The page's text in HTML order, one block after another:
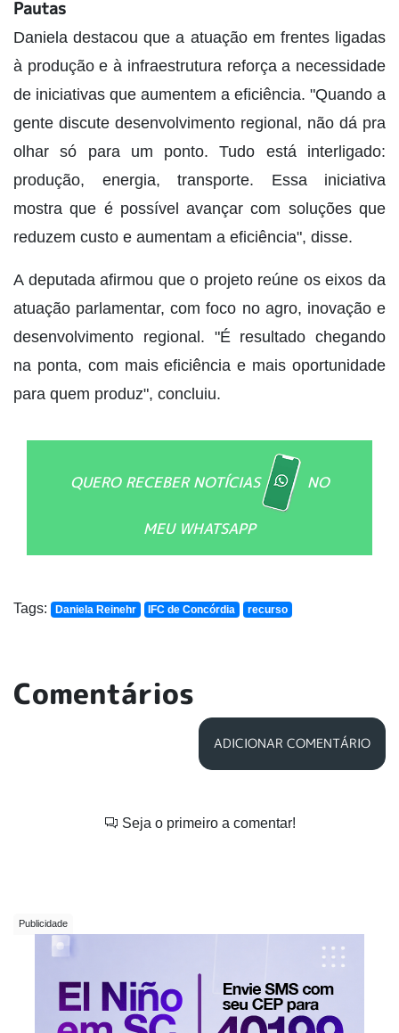
Pautas
Daniela destacou que a atuação em frentes ligadas
à produção e à infraestrutura reforça a necessidade
de iniciativas que aumentem a eficiência. "Quando a
gente discute desenvolvimento regional, não dá pra
olhar só para um ponto. Tudo está interligado:
produção, energia, transporte. Essa iniciativa
mostra que é possível avançar com soluções que
reduzem custo e aumentam a eficiência", disse.
A deputada afirmou que o projeto reúne os eixos da
atuação parlamentar, com foco no agro, inovação e
desenvolvimento regional. "É resultado chegando
na ponta, com mais eficiência e mais oportunidade
para quem produz", concluiu.
QUERO RECEBER NOTÍCIAS NO
MEU WHATSAPP
Tags: Daniela Reinehr IFC de Concórdia recurso
Comentários
ADICIONAR COMENTÁRIO
Seja o primeiro a comentar!